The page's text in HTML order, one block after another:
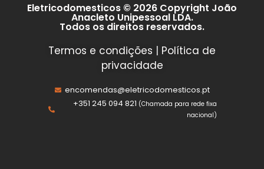
Eletricodomesticos © 2026 Copyright João
Anacleto Unipessoal LDA.
Todos os direitos reservados.
Termos e condições | Política de
privacidade
encomendas@eletricodomesticos.pt
+351 245 094 821 (Chamada para rede fixa
nacional)